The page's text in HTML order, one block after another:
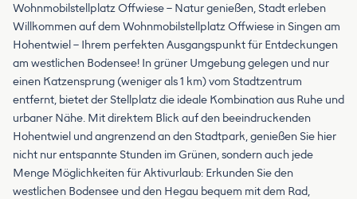
Wohnmobilstellplatz Offwiese – Natur genießen, Stadt erleben
Willkommen auf dem Wohnmobilstellplatz Offwiese in Singen am
Hohentwiel – Ihrem perfekten Ausgangspunkt für Entdeckungen
am westlichen Bodensee! In grüner Umgebung gelegen und nur
einen Katzensprung (weniger als 1 km) vom Stadtzentrum
entfernt, bietet der Stellplatz die ideale Kombination aus Ruhe und
urbaner Nähe. Mit direktem Blick auf den beeindruckenden
Hohentwiel und angrenzend an den Stadtpark, genießen Sie hier
nicht nur entspannte Stunden im Grünen, sondern auch jede
Menge Möglichkeiten für Aktivurlaub: Erkunden Sie den
westlichen Bodensee und den Hegau bequem mit dem Rad,